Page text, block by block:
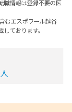
職情報は登録不要の医
むエスポワール越谷
ております。